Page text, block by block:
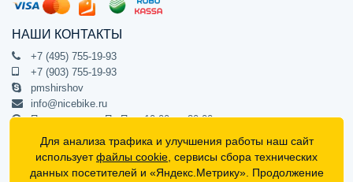
НАШИ КОНТАКТЫ
+7 (495) 755-19-93
+7 (903) 755-19-93
pmshirshov
info@nicebike.ru
Прием звонков Пн-Пт с 10:00 до 20:00
ПВЗ Пн-Пт с 10:00 до 20:00
г. Москва, ул. Барклая 13с1
подъезд 1, цокольный этаж, офис 1
Для анализа трафика и улучшения работы наш сайт
используетфайлы cookie , сервисы сбора технических
данных посетителей и «Яндекс.Метрику». Продолжение